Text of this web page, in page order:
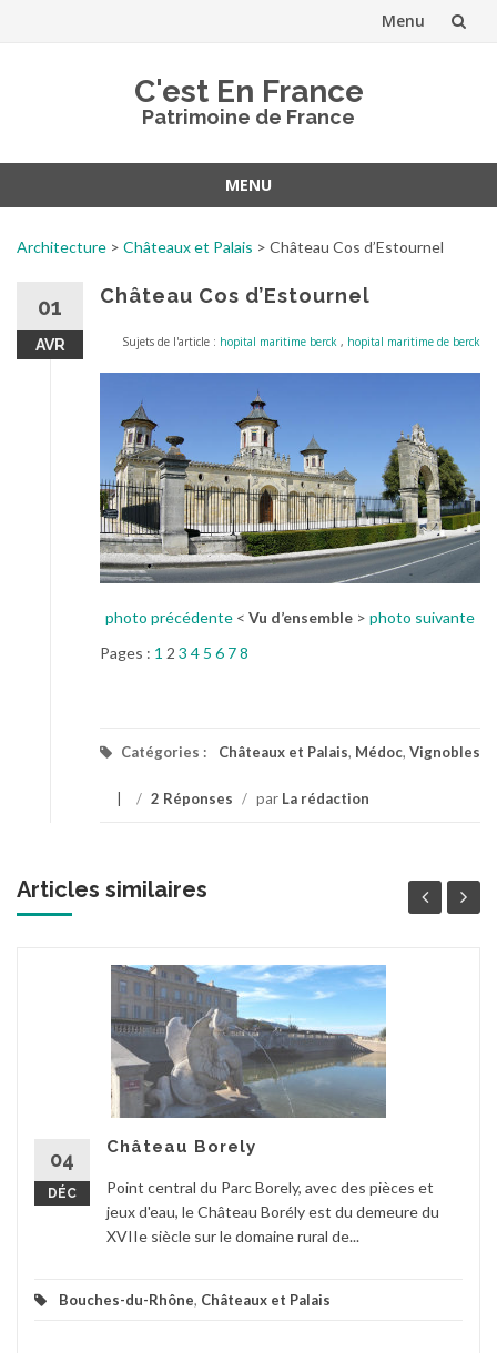
Menu
C'est En France
Patrimoine de France
MENU
Architecture > Châteaux et Palais > Château Cos d’Estournel
01
AVR
Château Cos d’Estournel
Sujets de l'article : hopital maritime berck , hopital maritime de berck
photo précédente < Vu d’ensemble > photo suivante
Pages : 1 2 3 4 5 6 78
Catégories : Châteaux et Palais, Médoc, Vignobles
/ 2 Réponses / par La rédaction
Articles similaires
04
DÉC
Château Borely
Point central du Parc Borely, avec des pièces et
jeux d'eau, le Château Borély est du demeure du
XVIIe siècle sur le domaine rural de...
Bouches-du-Rhône, Châteaux et Palais